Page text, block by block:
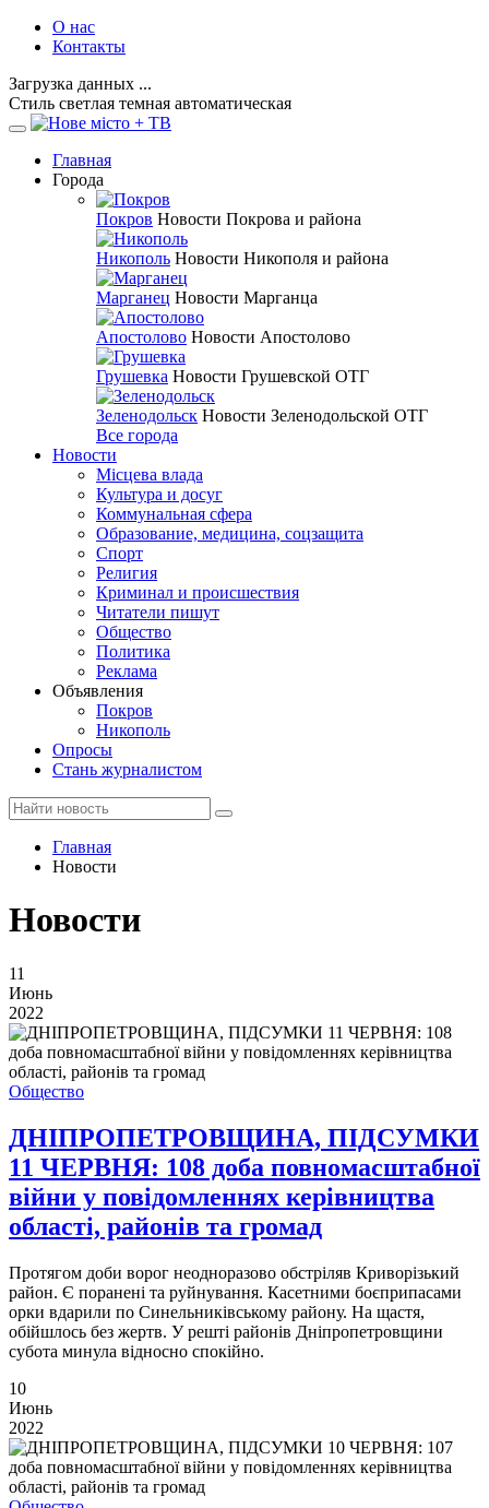
О нас
Контакты
Загрузка данных ...
Стиль светлая темная автоматическая
Главная
Города
Покров Новости Покрова и района
Никополь Новости Никополя и района
Марганец Новости Марганца
Апостолово Новости Апостолово
Грушевка Новости Грушевской ОТГ
Зеленодольск Новости Зеленодольской ОТГ
Все города
Новости
Місцева влада
Культура и досуг
Коммунальная сфера
Образование, медицина, соцзащита
Спорт
Религия
Криминал и происшествия
Читатели пишут
Общество
Политика
Реклама
Объявления
Покров
Никополь
Опросы
Стань журналистом
Главная
Новости
Новости
11
Июнь
2022
Общество
ДНІПРОПЕТРОВЩИНА, ПІДСУМКИ
11 ЧЕРВНЯ: 108 доба повномасштабної
війни у повідомленнях керівництва
області, районів та громад
Протягом доби ворог неодноразово обстріляв Криворізький
район. Є поранені та руйнування. Касетними боєприпасами
орки вдарили по Синельниківському району. На щастя,
обійшлось без жертв. У решті районів Дніпропетровщини
субота минула відносно спокійно.
10
Июнь
2022